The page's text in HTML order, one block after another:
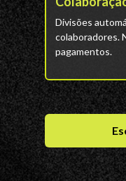
Divisões
colaboradores.
pagamentos.